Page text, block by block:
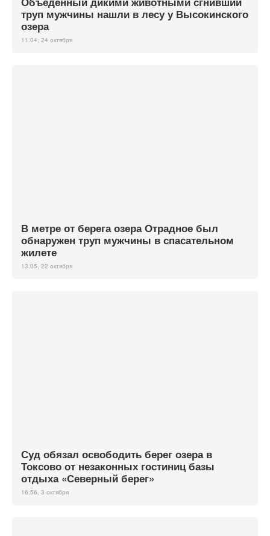
труп мужчины нашли в лесу у Высокинского
озера
11:04, 24 октября
В метре от берега озера Отрадное был
обнаружен труп мужчины в спасательном
жилете
13:05, 22 октября
Суд обязал освободить берег озера в
Токсово от незаконных гостиниц базы
отдыха «Северный берег»
16:56, 3 октября